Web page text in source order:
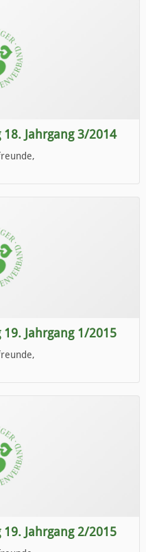
Jahrgang 3/2014
Jahrgang 1/2015
Jahrgang 2/2015